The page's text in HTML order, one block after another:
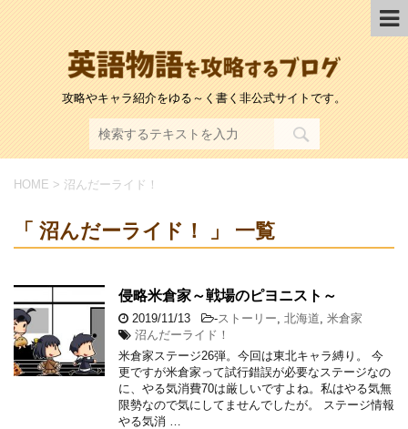
攻略やキャラ紹介をゆる～く書く非公式サイトです。
HOME > 沼んだーライド！
「 沼んだーライド！ 」 一覧
侵略米倉家～戦場のピヨニスト～
2019/11/13 -ストーリー, 北海道, 米倉家
沼んだーライド！
米倉家ステージ26弾。今回は東北キャラ縛り。 今
更ですが米倉家って試行錯誤が必要なステージなの
に、やる気消費70は厳しいですよね。私はやる気無
限勢なので気にしてませんでしたが。 ステージ情報
やる気消 …